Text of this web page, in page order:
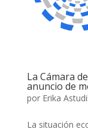
La Cámara
anuncio de
por Erika
La situación